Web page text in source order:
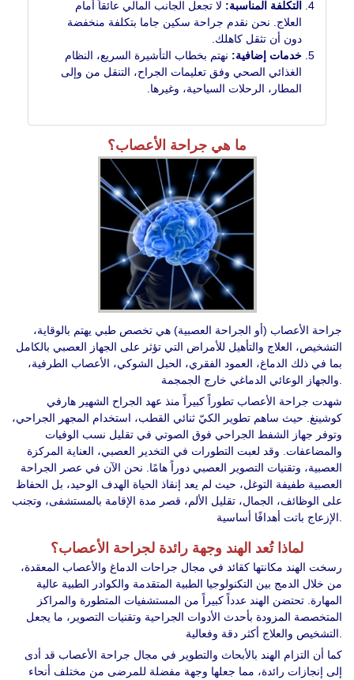
التكلفة المناسبة: لا تجعل الجانب المالي عائقاً أمام
العلاج. نحن نقدم جراحة سكين جاما بتكلفة منخفضة
دون أن تثقل كاهلك.
خدمات إضافية: نهتم بخطاب التأشيرة السريع، النظام
الغذائي الصحي وفق تعليمات الجراح، التنقل من وإلى
المطار، الرحلات السياحية، وغيرها.
ما هي جراحة الأعصاب؟
جراحة الأعصاب (أو الجراحة العصبية) هي تخصص طبي يهتم بالوقاية،
التشخيص، العلاج والتأهيل للأمراض التي تؤثر على الجهاز العصبي بالكامل
بما في ذلك الدماغ، العمود الفقري، الحبل الشوكي، الأعصاب الطرفية،
والجهاز الوعائي الدماغي خارج الجمجمة.
شهدت جراحة الأعصاب تطوراً كبيراً منذ عهد الجراح الشهير هارفي
كوشينغ. حيث ساهم تطوير الكيّ ثنائي القطب، استخدام المجهر الجراحي،
وتوفر جهاز الشفط الجراحي فوق الصوتي في تقليل نسب الوفيات
والمضاعفات. وقد لعبت التطورات في التخدير العصبي، العناية المركزة
العصبية، وتقنيات التصوير العصبي دوراً هامًا. نحن الآن في عصر الجراحة
العصبية طفيفة التوغل، حيث لم يعد إنقاذ الحياة الهدف الوحيد، بل الحفاظ
على الوظائف، الجمال، تقليل الألم، قصر مدة الإقامة بالمستشفى، وتجنب
الإزعاج باتت أهدافًا أساسية.
لماذا تُعد الهند وجهة رائدة لجراحة الأعصاب؟
رسخت الهند مكانتها كقائد في مجال جراحات الدماغ والأعصاب المعقدة،
من خلال الدمج بين التكنولوجيا الطبية المتقدمة والكوادر الطبية عالية
المهارة. تحتضن الهند عدداً كبيراً من المستشفيات المتطورة والمراكز
المتخصصة المزودة بأحدث الأدوات الجراحية وتقنيات التصوير، ما يجعل
كما أن التزام الهند بالأبحاث والتطوير في مجال جراحة الأعصاب قد أدى
إلى إنجازات رائدة، مما جعلها وجهة مفضلة للمرضى من مختلف أنحاء